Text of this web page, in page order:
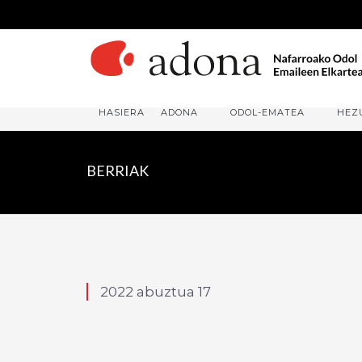
HASIERA ADONA ODOL-EMATEA
BERRIAK
2022 abuztua 17